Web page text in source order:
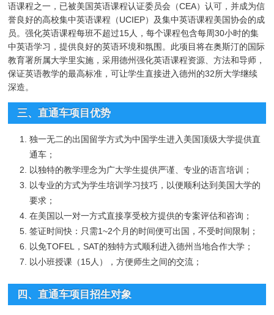
语课程之一，已被美国英语课程认证委员会（CEA）认可，并成为信
誉良好的高校集中英语课程（UCIEP）及集中英语课程美国协会的成
员。强化英语课程每班不超过15人，每个课程包含每周30小时的集
中英语学习，提供良好的英语环境和氛围。此项目将在奥斯汀的国际
教育署所属大学里实施，采用德州强化英语课程资源、方法和导师，
保证英语教学的最高标准，可让学生直接进入德州的32所大学继续
深造。
三、直通车项目优势
独一无二的出国留学方式为中国学生进入美国顶级大学提供直
通车；
以独特的教学理念为广大学生提供严谨、专业的语言培训；
以专业的方式为学生培训学习技巧，以便顺利达到美国大学的
要求；
在美国以一对一方式直接享受校方提供的专案评估和咨询；
签证时间快：只需1~2个月的时间便可出国，不受时间限制；
以免TOFEL，SAT的独特方式顺利进入德州当地合作大学；
以小班授课（15人），方便师生之间的交流；
四、直通车项目招生对象